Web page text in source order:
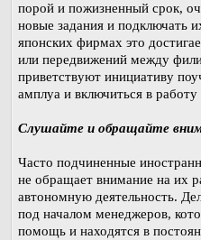
порой и пожизненный срок,
новые задания и подключать
японских фирмах это
или передвижений между
приветствуют инициативу
амплуа и включиться в
Слушайте и обращайте
Часто подчиненные
не обращает внимание на их
автономную деятельность.
под началом менеджеров,
помощь и находятся в